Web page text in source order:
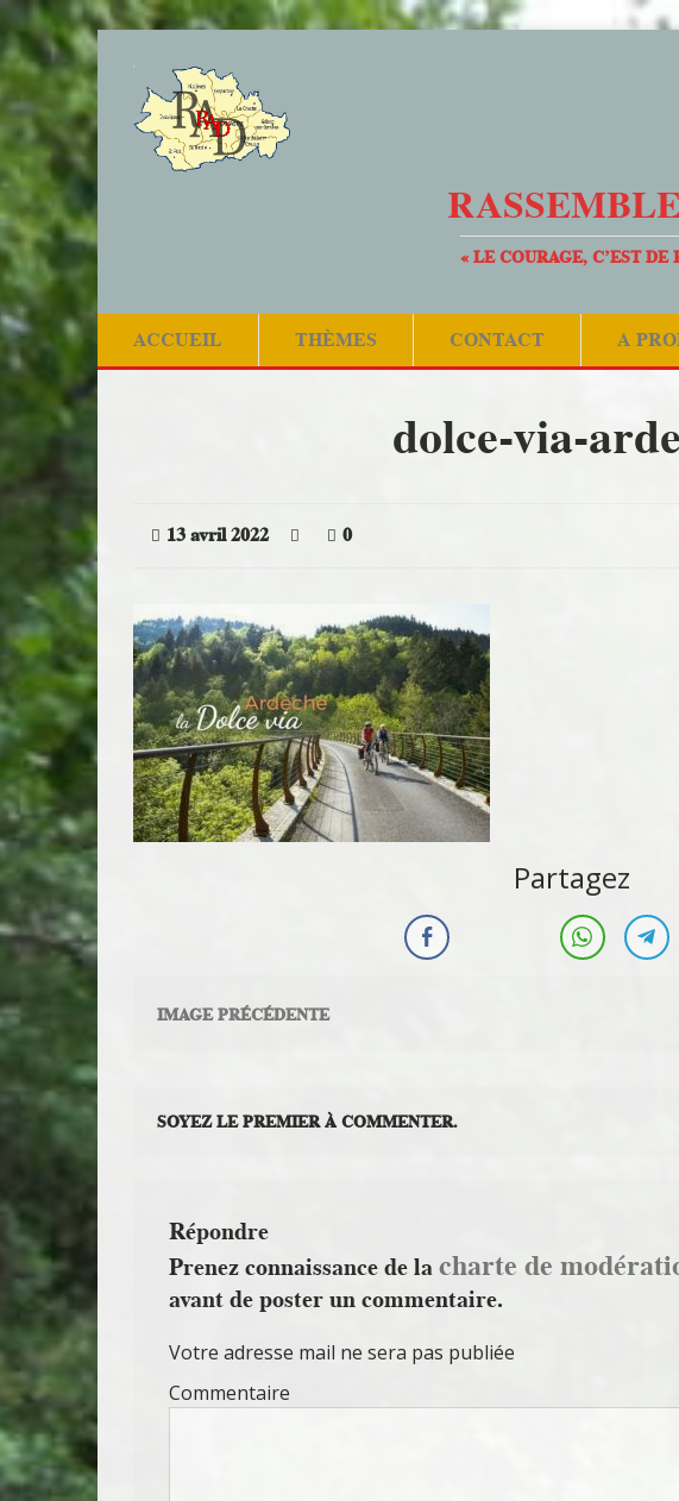
« LE COURAGE, C’EST
ACCUEIL THÈMES CONTACT A
dolce-via-
13 avril 2022 0
Partagez
IMAGE PRÉCÉDENTE
SOYEZ LE PREMIER À COMMENTER.
Répondre
Prenez connaissance de lacharte de
avant de poster un commentaire.
Votre adresse mail ne sera pas publiée
Commentaire